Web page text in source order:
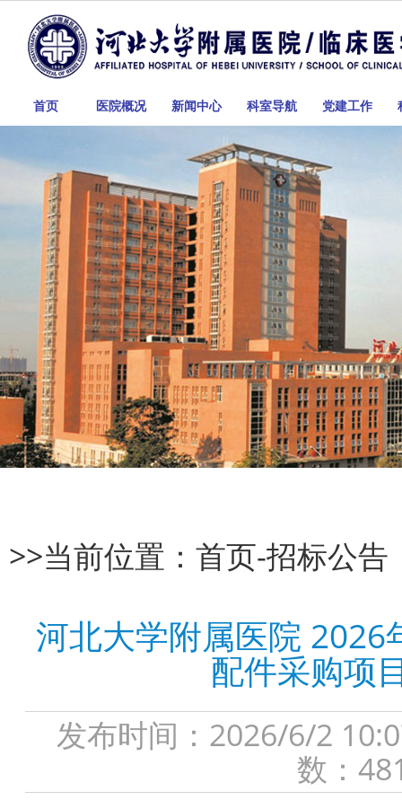
首页 医院概况 新闻中心 科室导航 党建工作
>>当前位置： 首页-招标公告
河北大学附属医院 2026
配件采购项
发布时间：2026/6/
数：